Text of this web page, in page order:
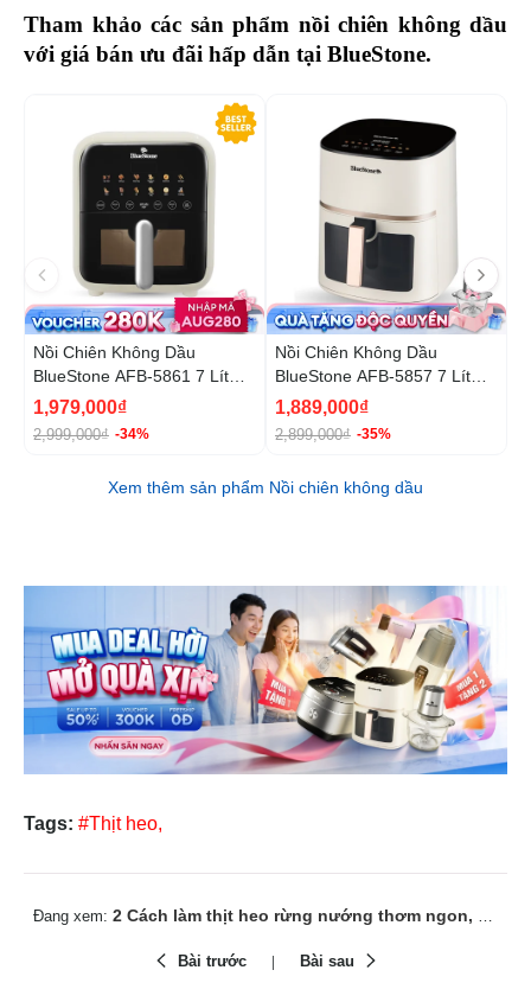
Tham khảo các sản phẩm nồi chiên không dầu
với giá bán ưu đãi hấp dẫn tại BlueStone.
Nồi Chiên Không Dầu
BlueStone AFB-5861 7 Lít
1800W
1,979,000₫
2,999,000₫ -34%
Nồi Chiên Không Dầu
BlueStone AFB-5857 7 Lít
1800W
1,889,000₫
2,899,000₫ -35%
Xem thêm sản phẩm Nồi chiên không dầu
Tags: #Thịt heo,
Đang xem: 2 Cách làm thịt heo rừng nướng thơm ngon, đậm chất núi rừng
Bài trước Bài sau